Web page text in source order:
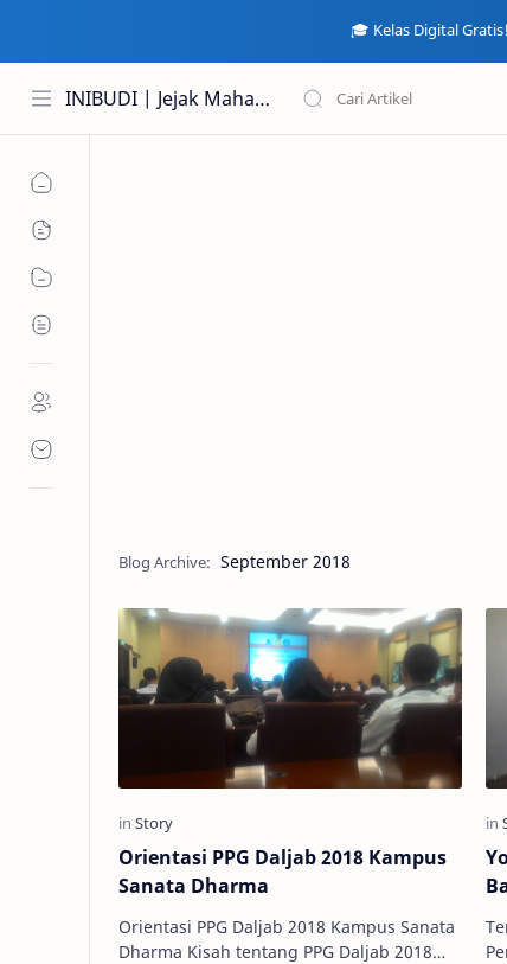
🎓 Kelas Digital
INIBUDI | Jejak Mahasiswa
September 2018
Orientasi PPG Daljab 2018 Kampus
Sanata Dharma
Orientasi PPG Daljab 2018 Kampus Sanata
Dharma Kisah tentang PPG Daljab 2018